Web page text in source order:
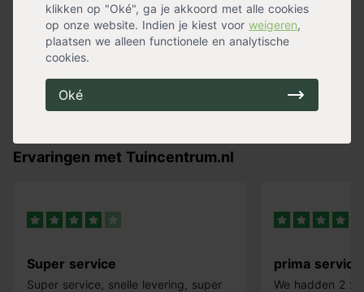
klikken op "Oké", ga je akkoord met alle cookies
op onze website. Indien je kiest voor weigeren,
plaatsen we alleen functionele en analytische
cookies.
Oké
Mail ons
Ervaringen met Tuincentrum.nl
Super service
Super service, snelle levering, super
prima service
We hadden 2 x